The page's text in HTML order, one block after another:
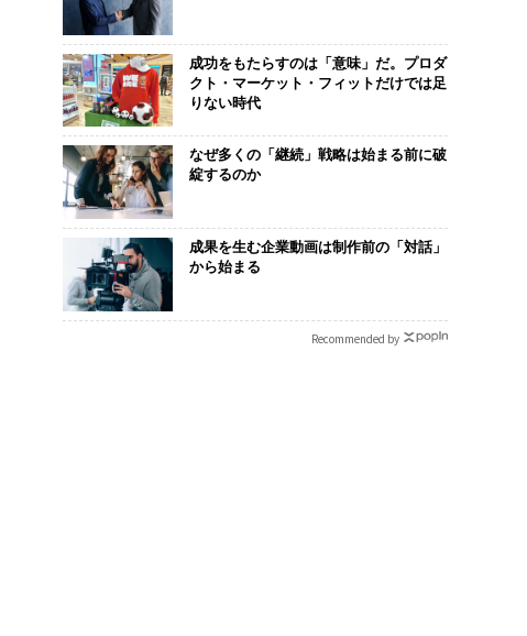
成功をもたらすのは「意味」だ。プロダ
クト・マーケット・フィットだけでは足
りない時代
なぜ多くの「継続」戦略は始まる前に破
綻するのか
成果を生む企業動画は制作前の「対話」
から始まる
Recommended by